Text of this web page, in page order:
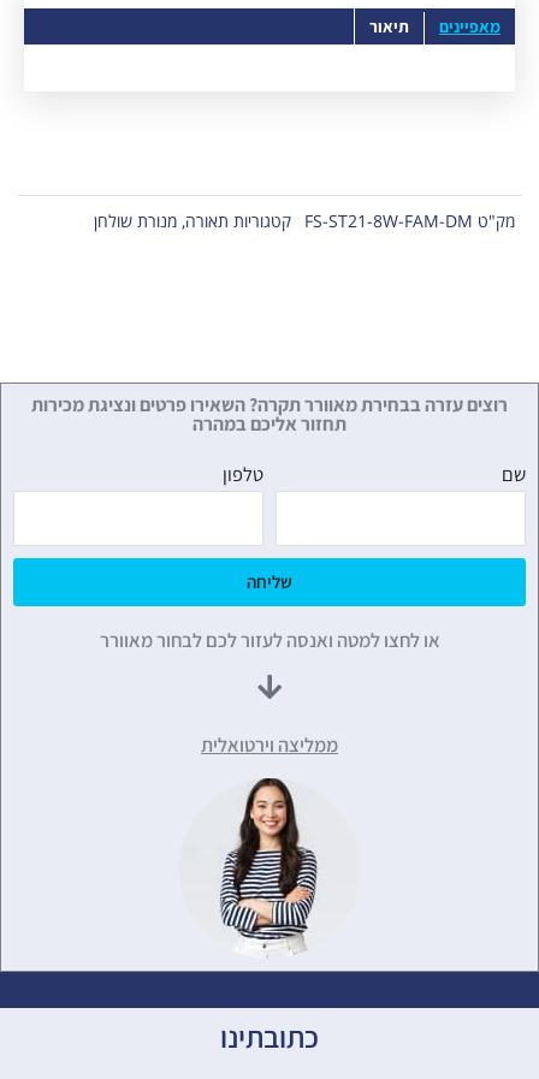
מאפיינים תיאור
מק"ט FS-ST21-8W-FAM-DM קטגוריות תאורה, מנורת שולחן
רוצים עזרה בבחירת מאוורר תקרה? השאירו פרטים ונציגת מכירות
תחזור אליכם במהרה
שם טלפון
שליחה
או לחצו למטה ואנסה לעזור לכם לבחור מאוורר
ממליצה וירטואלית
כתובתינו